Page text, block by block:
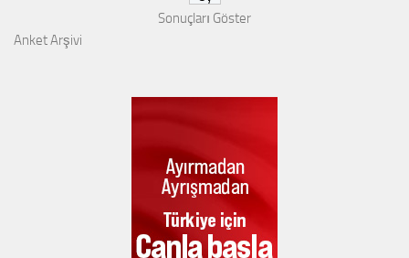
Sonuçları Göster
Anket Arşivi